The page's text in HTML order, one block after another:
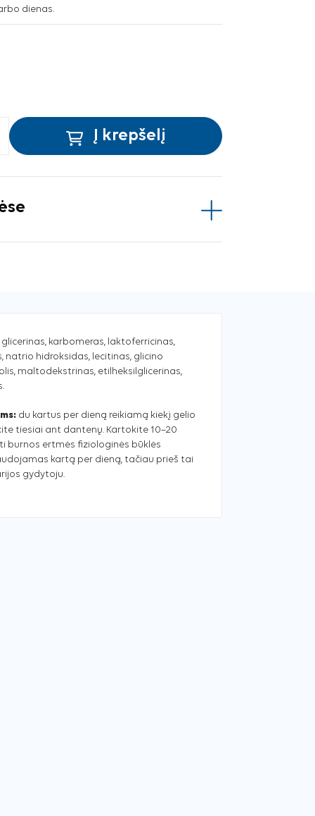
dienas.
Į krepšelį
karbomeras, laktoferricinas,
natrio hidroksidas, lecitinas, glicino
maltodekstrinas, etilheksilglicerinas,
du kartus per dieną reikiamą kiekį gelio
tiesiai ant dantenų. Kartokite 10–20
burnos ertmės fiziologinės būklės
kartą per dieną, tačiau prieš tai
gydytoju.